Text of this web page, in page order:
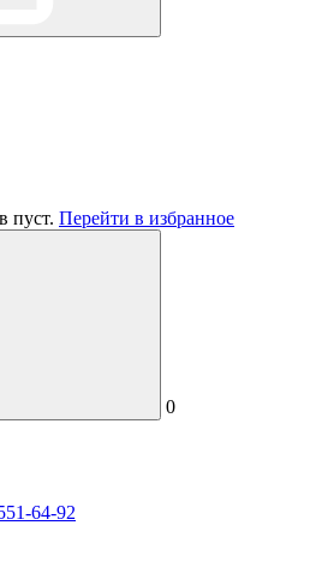
пуст. Перейти в избранное
0
64-92